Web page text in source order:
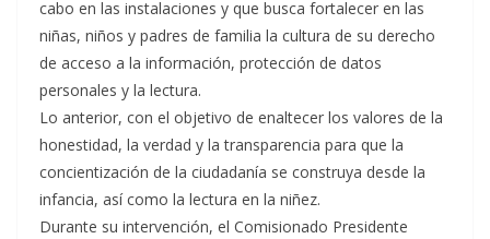
cabo en las instalaciones y que busca fortalecer en las
niñas, niños y padres de familia la cultura de su derecho
de acceso a la información, protección de datos
personales y la lectura.
Lo anterior, con el objetivo de enaltecer los valores de la
honestidad, la verdad y la transparencia para que la
concientización de la ciudadanía se construya desde la
infancia, así como la lectura en la niñez.
Durante su intervención, el Comisionado Presidente